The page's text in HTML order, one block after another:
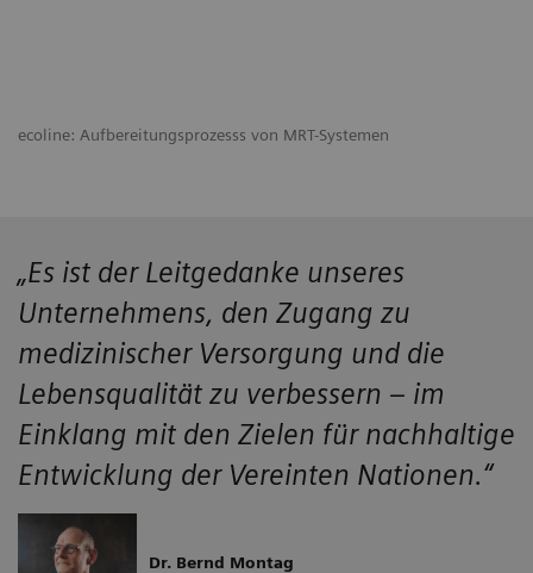
ecoline: Aufbereitungsprozesss von MRT-Systemen
„Es ist der Leitgedanke unseres
Unternehmens, den Zugang zu
medizinischer Versorgung und die
Lebensqualität zu verbessern – im
Einklang mit den Zielen für nachhaltige
Entwicklung der Vereinten Nationen.“
Dr. Bernd Montag